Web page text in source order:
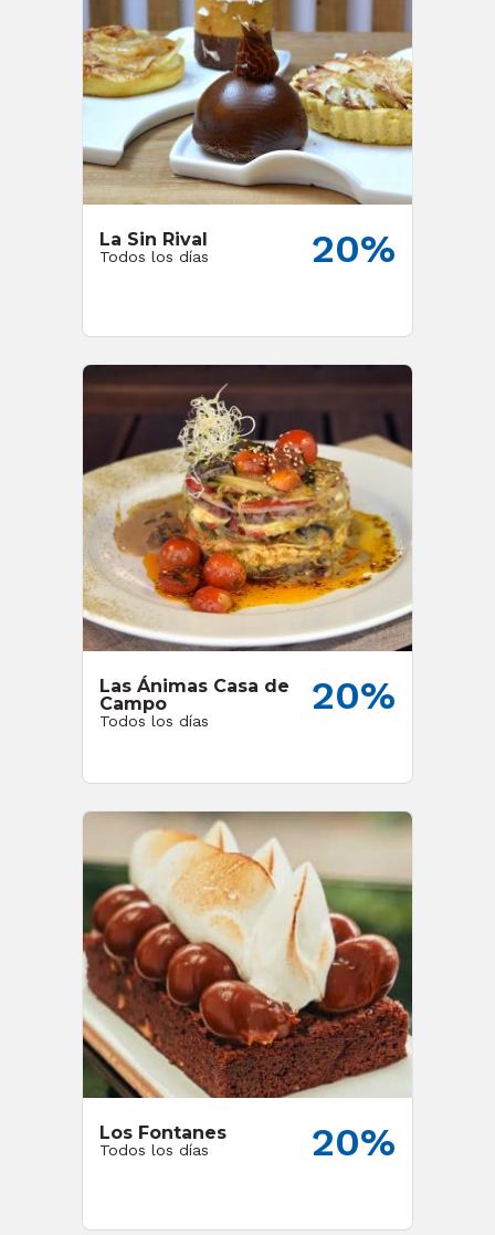
La Sin Rival
Todos los días 20%
Las Ánimas Casa de
Campo
Todos los días
20%
Los Fontanes
Todos los días 20%